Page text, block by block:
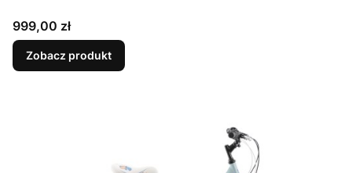
Cena
999,00 zł
Zobacz produkt